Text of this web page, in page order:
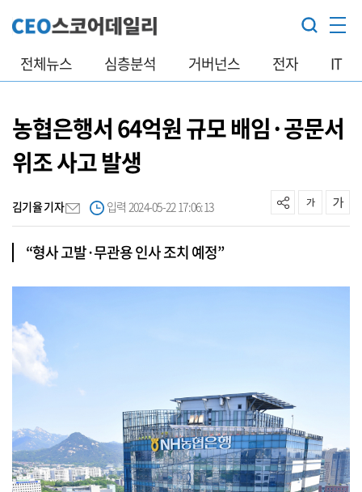
전체뉴스 심층분석 거버넌스 전자 IT
농협은행서 64억원 규모 배임·공문서
위조 사고 발생
김기율 기자 입력 2024-05-22 17:06:13
“형사 고발·무관용 인사 조치 예정”